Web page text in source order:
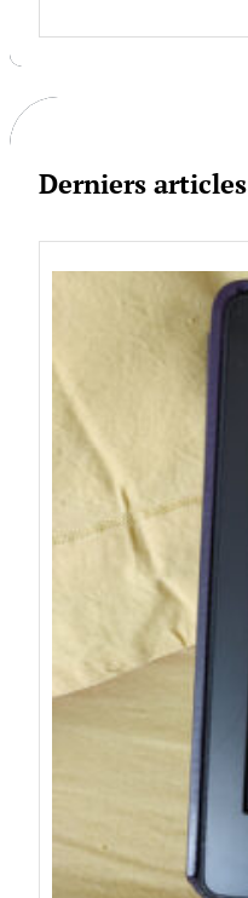
a
h
Derniers articles